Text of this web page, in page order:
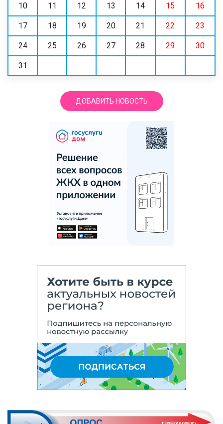
10 11 12 13 14 15 16
17 18 19 20 21 22 23
24 25 26 27 28 29 30
31
ДОБАВИТЬ НОВОСТЬ